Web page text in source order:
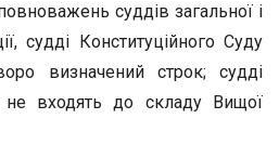
суддів загальної і
судді Конституційного Суду
визначений строк; судді
не входять до складу Вищої